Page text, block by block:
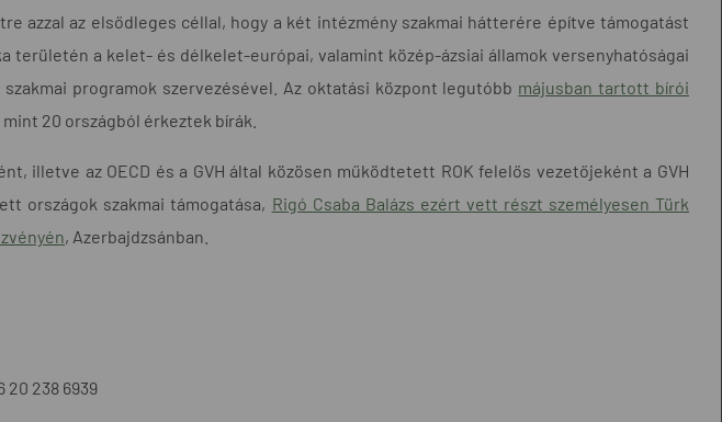
azzal az elsődleges céllal, hogy a két intézmény szakmai hátterére építve támogatást
területén a kelet- és délkelet-európai, valamint közép-ázsiai államok versenyhatóságai
programok szervezésével. Az oktatási központ legutóbb májusban tartott bírói
20 országból érkeztek bírák.
illetve az OECD és a GVH által közösen működtetett ROK felelős vezetőjeként a GVH
országok szakmai támogatása, Rigó Csaba Balázs ezért vett részt személyesen Türk
, Azerbajdzsánban.
238 6939